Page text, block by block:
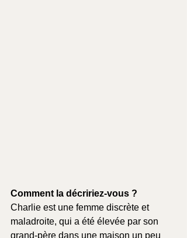
Comment la décririez-vous ?
Charlie est une femme discrète et
maladroite, qui a été élevée par son
grand-père dans une maison un peu